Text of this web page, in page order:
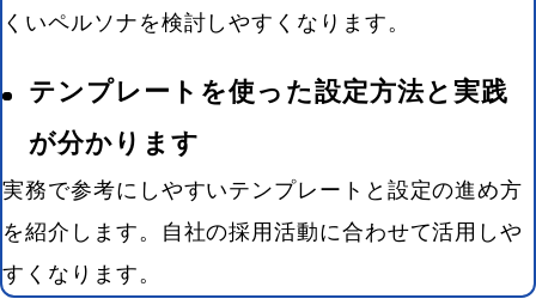
くいペルソナを検討しやすくなります。
テンプレートを使った設定方法と実践
が分かります
実務で参考にしやすいテンプレートと設定の進め方
を紹介します。自社の採用活動に合わせて活用しや
すくなります。